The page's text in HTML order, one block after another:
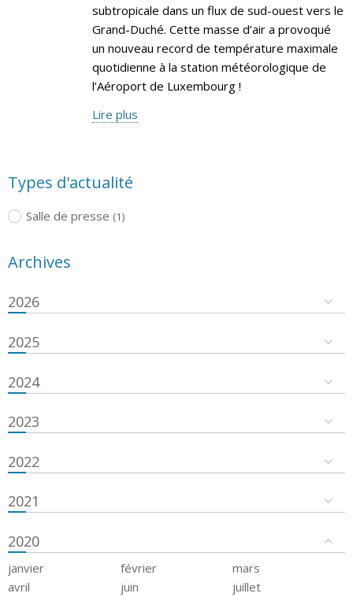
subtropicale dans un flux de sud-ouest vers le
Grand-Duché. Cette masse d’air a provoqué
un nouveau record de température maximale
quotidienne à la station météorologique de
l’Aéroport de Luxembourg !
Lire plus
Types d'actualité
Salle de presse (1)
Archives
2026
2025
2024
2023
2022
2021
2020
janvier février
mars
avril
juin
juillet